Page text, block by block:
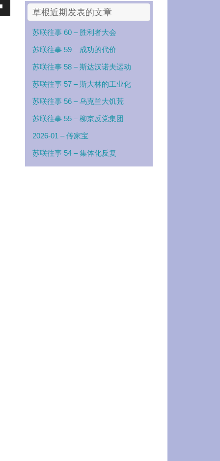
草根近期发表的文章
苏联往事 60 – 胜利者大会
苏联往事 59 – 成功的代价
苏联往事 58 – 斯达汉诺夫运动
苏联往事 57 – 斯大林的工业化
苏联往事 56 – 乌克兰大饥荒
苏联往事 55 – 柳京反党集团
2026-01 – 传家宝
苏联往事 54 – 集体化反复